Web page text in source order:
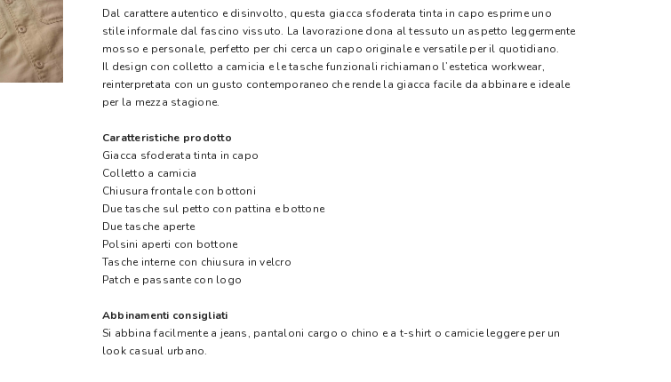
Dal carattere autentico e disinvolto, questa giacca sfoderata tinta in capo esprime uno
stile informale dal fascino vissuto. La lavorazione dona al tessuto un aspetto leggermente
mosso e personale, perfetto per chi cerca un capo originale e versatile per il quotidiano.
Il design con colletto a camicia e le tasche funzionali richiamano l’estetica workwear,
reinterpretata con un gusto contemporaneo che rende la giacca facile da abbinare e ideale
per la mezza stagione.
Caratteristiche prodotto
Giacca sfoderata tinta in capo
Colletto a camicia
Chiusura frontale con bottoni
Due tasche sul petto con pattina e bottone
Due tasche aperte
Polsini aperti con bottone
Tasche interne con chiusura in velcro
Patch e passante con logo
Abbinamenti consigliati
Si abbina facilmente a jeans, pantaloni cargo o chino e a t-shirt o camicie leggere per un
look casual urbano.